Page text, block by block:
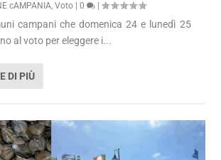
cAMPANIA,Voto |0 |
campani che domenica 24 e lunedì 25
al voto per eleggere i...
DI PIÙ